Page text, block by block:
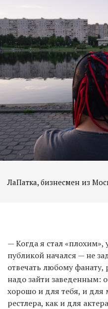
ЛаПатка, бизнесмен из
— Когда я стал
публикой начался — не
отвечать любому фанату,
надо зайти заведенным:
хорошо и для тебя, и для
рестлера, как и для